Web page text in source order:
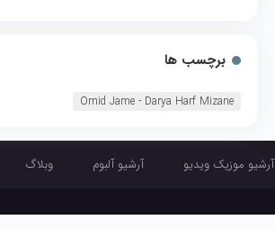
برچسب ها
Omid Jame - Darya Harf Mizane
آرشیو موزیک ویدیو آرشیو آلبوم وبلاگ